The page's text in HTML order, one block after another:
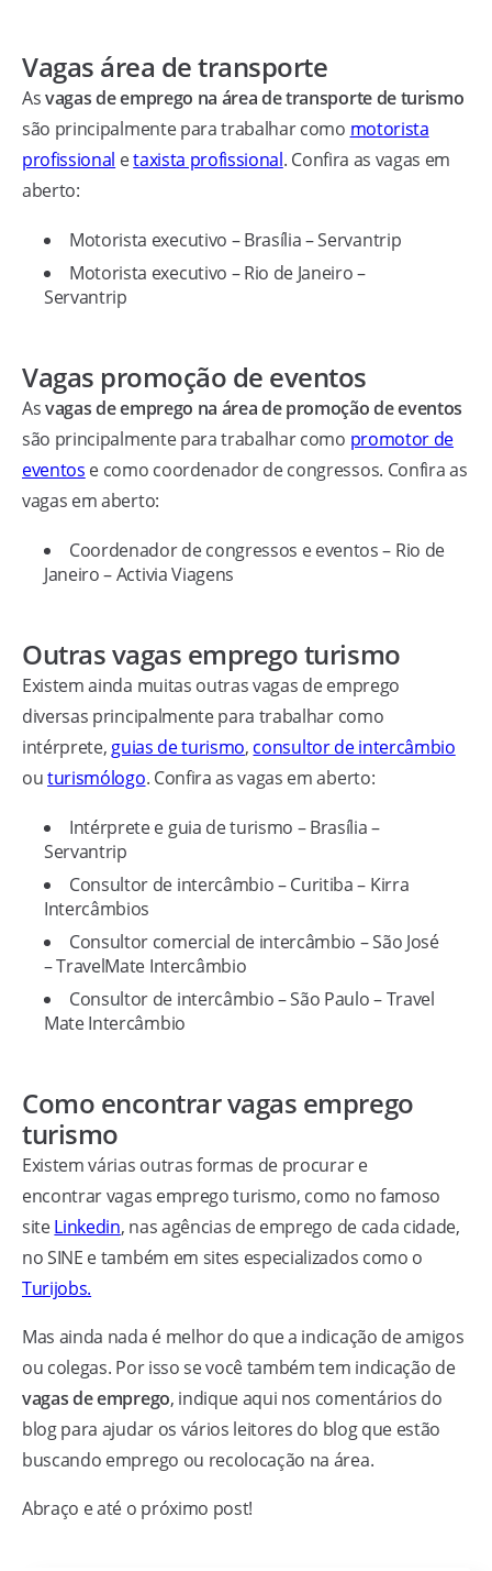
Vagas área de transporte
Asvagas de emprego na área de transporte de turismo
são principalmente para trabalhar como motorista
profissional etaxista profissional. Confira as vagas em
aberto:
Motorista executivo – Brasília – Servantrip
Motorista executivo – Rio de Janeiro –
Servantrip
Vagas promoção de eventos
Asvagas de emprego na área de promoção de eventos
são principalmente para trabalhar como promotor de
eventos e como coordenador de congressos. Confira as
vagas em aberto:
Coordenador de congressos e eventos – Rio de
Janeiro – Activia Viagens
Outras vagas emprego turismo
Existem ainda muitas outras vagas de emprego
diversas principalmente para trabalhar como
intérprete, guias de turismo, consultor de intercâmbio
outurismólogo. Confira as vagas em aberto:
Intérprete e guia de turismo – Brasília –
Servantrip
Consultor de intercâmbio – Curitiba – Kirra
Intercâmbios
Consultor comercial de intercâmbio – São José
– TravelMate Intercâmbio
Consultor de intercâmbio – São Paulo – Travel
Mate Intercâmbio
Como encontrar vagas emprego
turismo
Existem várias outras formas de procurar e
encontrar vagas emprego turismo, como no famoso
siteLinkedin, nas agências de emprego de cada cidade,
no SINE e também em sites especializados como o
Turijobs.
Mas ainda nada é melhor do que a indicação de amigos
ou colegas. Por isso se você também tem indicação de
vagas de emprego, indique aqui nos comentários do
blog para ajudar os vários leitores do blog que estão
buscando emprego ou recolocação na área.
Abraço e até o próximo post!